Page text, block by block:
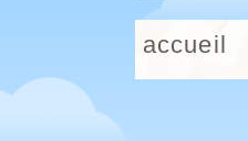
accueil